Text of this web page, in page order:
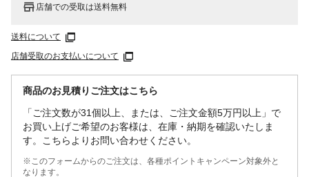
店舗での受取は送料無料
送料について
店舗受取のお支払いについて
商品のお見積りご注文はこちら
「ご注文数が31個以上、または、ご注文金額5万円以上」で
お買い上げご希望のお客様は、在庫・納期を確認いたしま
す。こちらよりお問い合わせください。
※このフォームからのご注文は、各種ポイントキャンペーン対象外と
なります。